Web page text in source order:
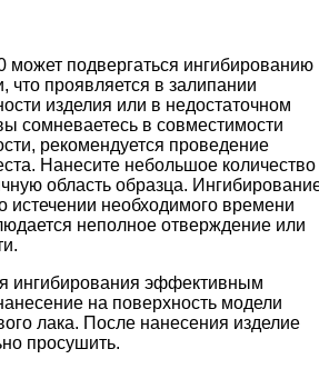
может подвергаться ингибированию
что проявляется в залипании
изделия или в недостаточном
сомневаетесь в совместимости
рекомендуется проведение
Нанесите небольшое количество
область образца.
истечении необходимого времени
неполное отверждение или
ингибирования эффективным
на поверхность модели
лака. После нанесения изделие
просушить.